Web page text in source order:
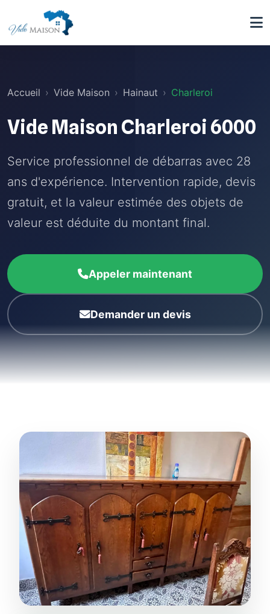
Accueil Vide Maison Hainaut Charleroi
Vide Maison Charleroi 6000
Service professionnel de débarras avec 28
ans d'expérience. Intervention rapide, devis
gratuit, et la valeur estimée des objets de
valeur est déduite du montant final.
Appeler maintenant
Demander un devis